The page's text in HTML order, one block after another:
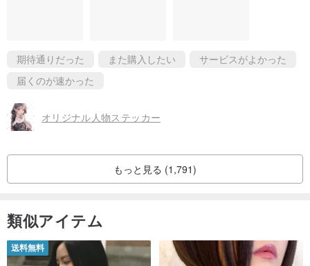
期待通りだった また購入したい
サービスがよかった
届くのが速かった
オリジナル人物ステッカー
もっと見る (1,791)
類似アイテム
送料無料